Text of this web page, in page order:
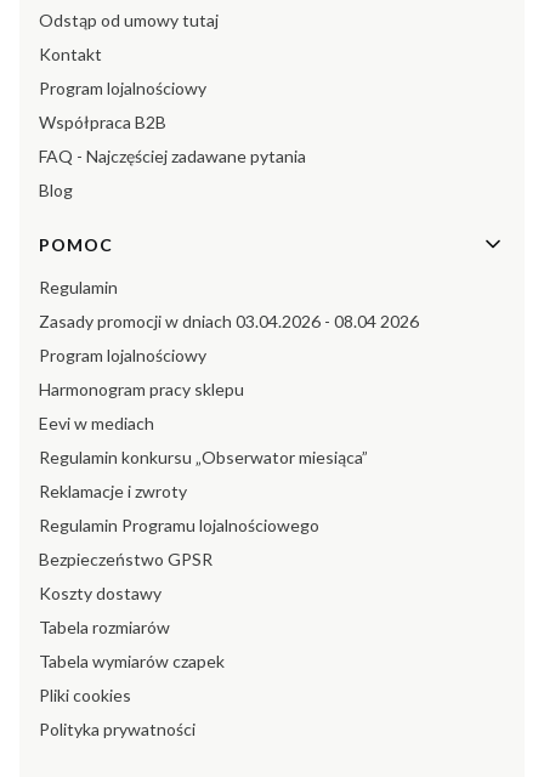
Odstąp od umowy tutaj
Kontakt
Program lojalnościowy
Współpraca B2B
FAQ - Najczęściej zadawane pytania
Blog
POMOC
Regulamin
Zasady promocji w dniach 03.04.2026 - 08.04 2026
Program lojalnościowy
Harmonogram pracy sklepu
Eevi w mediach
Regulamin konkursu „Obserwator miesiąca”
Reklamacje i zwroty
Regulamin Programu lojalnościowego
Bezpieczeństwo GPSR
Koszty dostawy
Tabela rozmiarów
Tabela wymiarów czapek
Pliki cookies
Polityka prywatności